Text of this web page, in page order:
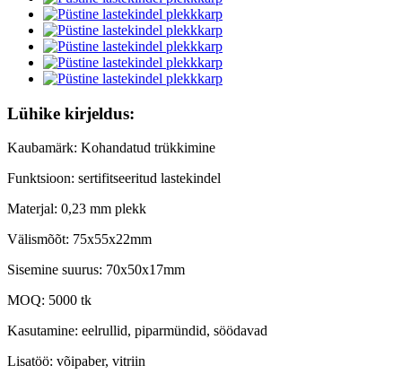
Lühike kirjeldus:
Kaubamärk: Kohandatud trükkimine
Funktsioon: sertifitseeritud lastekindel
Materjal: 0,23 mm plekk
Välismõõt: 75x55x22mm
Sisemine suurus: 70x50x17mm
MOQ: 5000 tk
Kasutamine: eelrullid, piparmündid, söödavad
Lisatöö: võipaber, vitriin